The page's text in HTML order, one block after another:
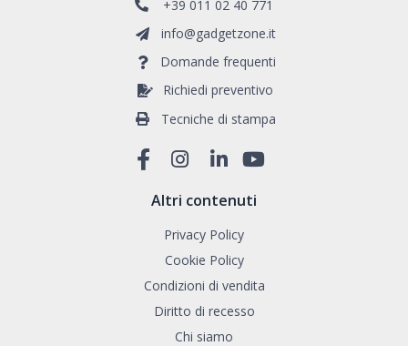
+39 011 02 40 771
info@gadgetzone.it
Domande frequenti
Richiedi preventivo
Tecniche di stampa
Altri contenuti
Privacy Policy
Cookie Policy
Condizioni di vendita
Diritto di recesso
Chi siamo